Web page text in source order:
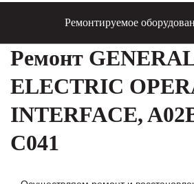
Ремонтируемое
Ремонт
ELECTRIC
INTERFACE,
C041